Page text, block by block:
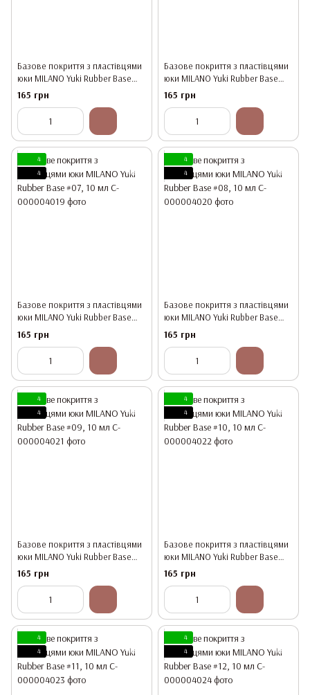
Базове покриття з пластівцями
юки MILANO Yuki Rubber Base
#05, 10 мл
165 грн
Базове покриття з пластівцями
юки MILANO Yuki Rubber Base
#06, 10 мл
165 грн
4
4
Базове покриття з пластівцями
юки MILANO Yuki Rubber Base
#07, 10 мл
165 грн
4
4
Базове покриття з пластівцями
юки MILANO Yuki Rubber Base
#08, 10 мл
165 грн
4
4
Базове покриття з пластівцями
юки MILANO Yuki Rubber Base
#09, 10 мл
165 грн
4
4
Базове покриття з пластівцями
юки MILANO Yuki Rubber Base
#10, 10 мл
165 грн
4
4
4
4